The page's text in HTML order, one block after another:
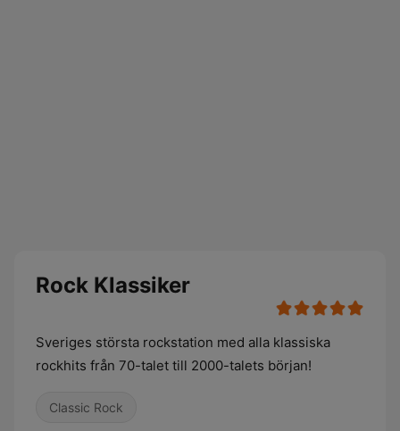
Rock Klassiker
Sveriges största rockstation med alla klassiska
rockhits från 70-talet till 2000-talets början!
Classic Rock